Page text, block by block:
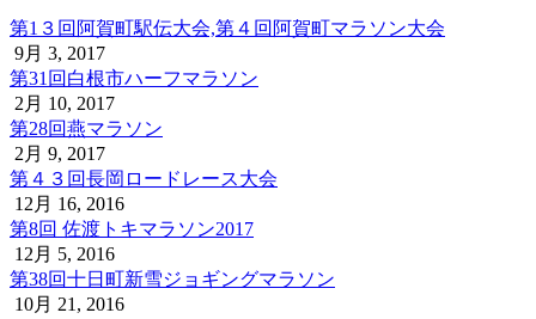
第1３回阿賀町駅伝大会,第４回阿賀町マラソン大会
9月 3, 2017
第31回白根市ハーフマラソン
2月 10, 2017
第28回燕マラソン
2月 9, 2017
第４３回長岡ロードレース大会
12月 16, 2016
第8回 佐渡トキマラソン2017
12月 5, 2016
第38回十日町新雪ジョギングマラソン
10月 21, 2016